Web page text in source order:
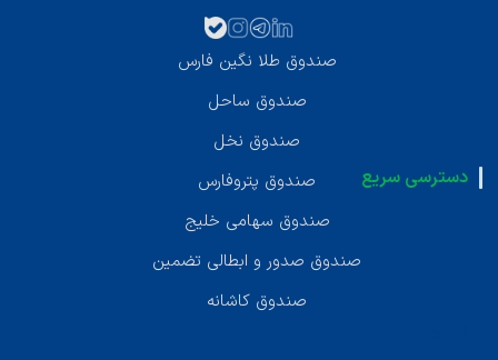
دسترسی سریع
صندوق طلا نگین فارس
صندوق ساحل
صندوق نخل
صندوق پتروفارس
صندوق سهامی خلیج
صندوق صدور و ابطالی تضمین
صندوق کاشانه